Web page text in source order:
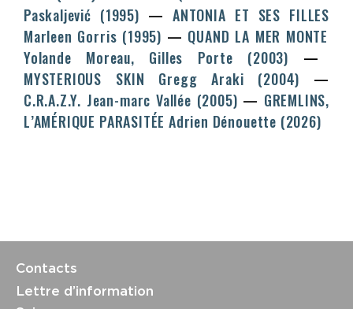
Paskaljević (1995)
ANTONIA ET SES FILLES
Marleen Gorris (1995)
QUAND LA MER MONTE
Yolande Moreau, Gilles Porte (2003)
MYSTERIOUS SKIN Gregg Araki (2004)
C.R.A.Z.Y. Jean-marc Vallée (2005)
GREMLINS,
L’AMÉRIQUE PARASITÉE Adrien Dénouette (2026)
Contacts
Lettre d’information